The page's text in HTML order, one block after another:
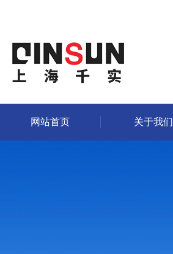
网站首页 关于我们